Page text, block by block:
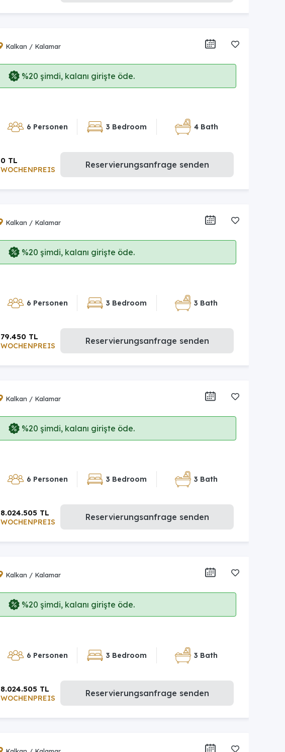
Kalkan / Kalamar
%20 şimdi, kalanı girişte öde.
6 Personen 3 Bedroom 4 Bath
WOCHENPREIS
0 TL Reservierungsanfrage senden
Kalkan / Kalamar
%20 şimdi, kalanı girişte öde.
6 Personen 3 Bedroom 3 Bath
WOCHENPREIS
79.450 TL Reservierungsanfrage senden
Kalkan / Kalamar
%20 şimdi, kalanı girişte öde.
6 Personen 3 Bedroom 3 Bath
WOCHENPREIS
8.024.505 TL Reservierungsanfrage senden
Kalkan / Kalamar
%20 şimdi, kalanı girişte öde.
6 Personen 3 Bedroom 3 Bath
WOCHENPREIS
8.024.505 TL Reservierungsanfrage senden